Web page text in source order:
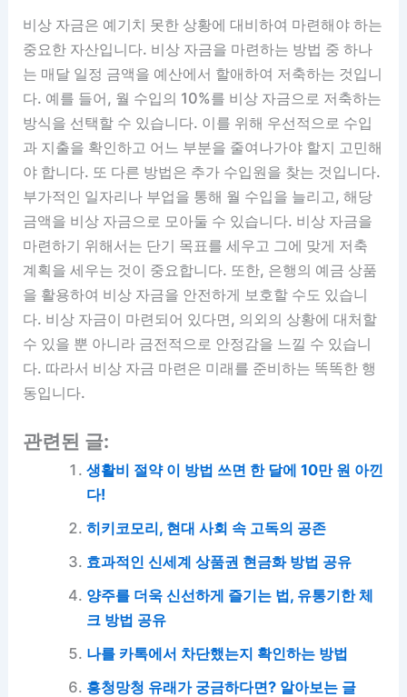
비상 자금은 예기치 못한 상황에 대비하여 마련해야 하는
중요한 자산입니다. 비상 자금을 마련하는 방법 중 하나
는 매달 일정 금액을 예산에서 할애하여 저축하는 것입니
다. 예를 들어, 월 수입의 10%를 비상 자금으로 저축하는
방식을 선택할 수 있습니다. 이를 위해 우선적으로 수입
과 지출을 확인하고 어느 부분을 줄여나가야 할지 고민해
야 합니다. 또 다른 방법은 추가 수입원을 찾는 것입니다.
부가적인 일자리나 부업을 통해 월 수입을 늘리고, 해당
금액을 비상 자금으로 모아둘 수 있습니다. 비상 자금을
마련하기 위해서는 단기 목표를 세우고 그에 맞게 저축
계획을 세우는 것이 중요합니다. 또한, 은행의 예금 상품
을 활용하여 비상 자금을 안전하게 보호할 수도 있습니
다. 비상 자금이 마련되어 있다면, 의외의 상황에 대처할
수 있을 뿐 아니라 금전적으로 안정감을 느낄 수 있습니
다. 따라서 비상 자금 마련은 미래를 준비하는 똑똑한 행
동입니다.
관련된 글:
생활비 절약 이 방법 쓰면 한 달에 10만 원 아낀
다!
히키코모리, 현대 사회 속 고독의 공존
효과적인 신세계 상품권 현금화 방법 공유
양주를 더욱 신선하게 즐기는 법, 유통기한 체
크 방법 공유
나를 카톡에서 차단했는지 확인하는 방법
흥청망청 유래가 궁금하다면? 알아보는 글